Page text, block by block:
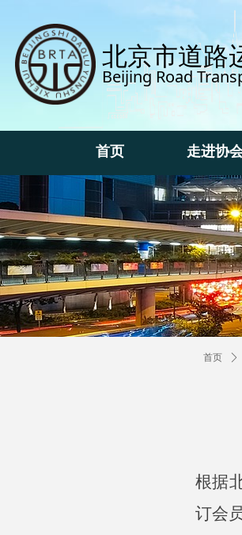
北京市道路
Beijing Road
ꂃ
首页
首页
走进协
走进协
首页 ꄲ
根据
订会